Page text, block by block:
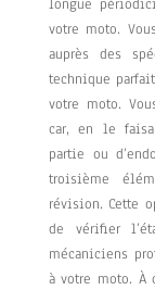
votre moto.
auprès des
technique
votre moto.
car, en le
partie ou
troisième
révision. Cette
de vérifier
mécaniciens
à votre moto. À